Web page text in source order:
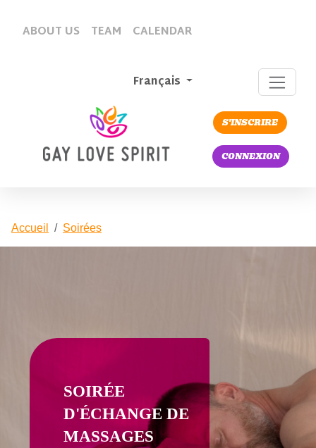
ABOUT US TEAM CALENDAR
Français
S'INSCRIRE
CONNEXION
Accueil Soirées
SOIRÉE
D'ÉCHANGE DE
MASSAGES